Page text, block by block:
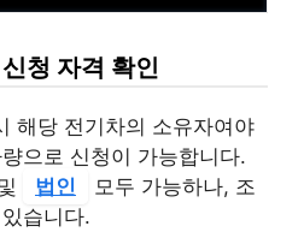
청 자격 확인
해당 전기차의 소유자여야
으로 신청이 가능합니다.
법인
모두 가능하나, 조
습니다.